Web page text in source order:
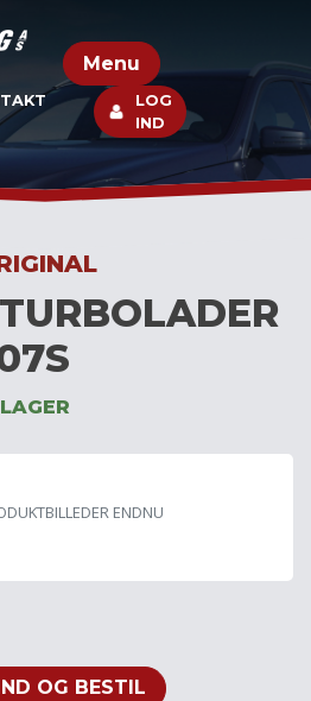
Menu
LOG
IND
ENDNU
OG BESTIL